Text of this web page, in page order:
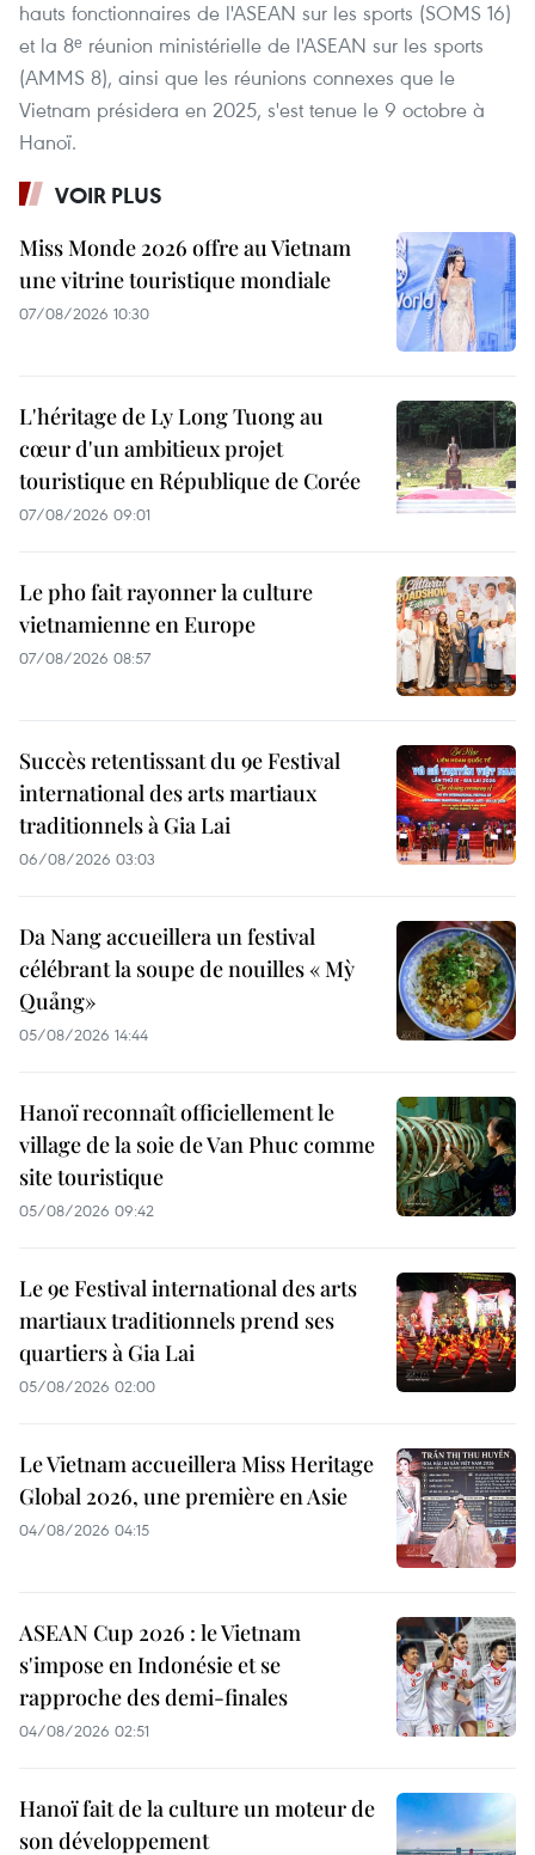
hauts fonctionnaires de l'ASEAN sur les sports (SOMS 16)
et la 8ᵉ réunion ministérielle de l'ASEAN sur les sports
(AMMS 8), ainsi que les réunions connexes que le
Vietnam présidera en 2025, s'est tenue le 9 octobre à
Hanoï.
VOIR PLUS
Miss Monde 2026 offre au Vietnam
une vitrine touristique mondiale
07/08/2026 10:30
L'héritage de Ly Long Tuong au
cœur d'un ambitieux projet
touristique en République de Corée
07/08/2026 09:01
Le pho fait rayonner la culture
vietnamienne en Europe
07/08/2026 08:57
Succès retentissant du 9e Festival
international des arts martiaux
traditionnels à Gia Lai
06/08/2026 03:03
Da Nang accueillera un festival
célébrant la soupe de nouilles « Mỳ
Quảng»
05/08/2026 14:44
Hanoï reconnaît officiellement le
village de la soie de Van Phuc comme
site touristique
05/08/2026 09:42
Le 9e Festival international des arts
martiaux traditionnels prend ses
quartiers à Gia Lai
05/08/2026 02:00
Le Vietnam accueillera Miss Heritage
Global 2026, une première en Asie
04/08/2026 04:15
ASEAN Cup 2026 : le Vietnam
s'impose en Indonésie et se
rapproche des demi-finales
04/08/2026 02:51
Hanoï fait de la culture un moteur de
son développement